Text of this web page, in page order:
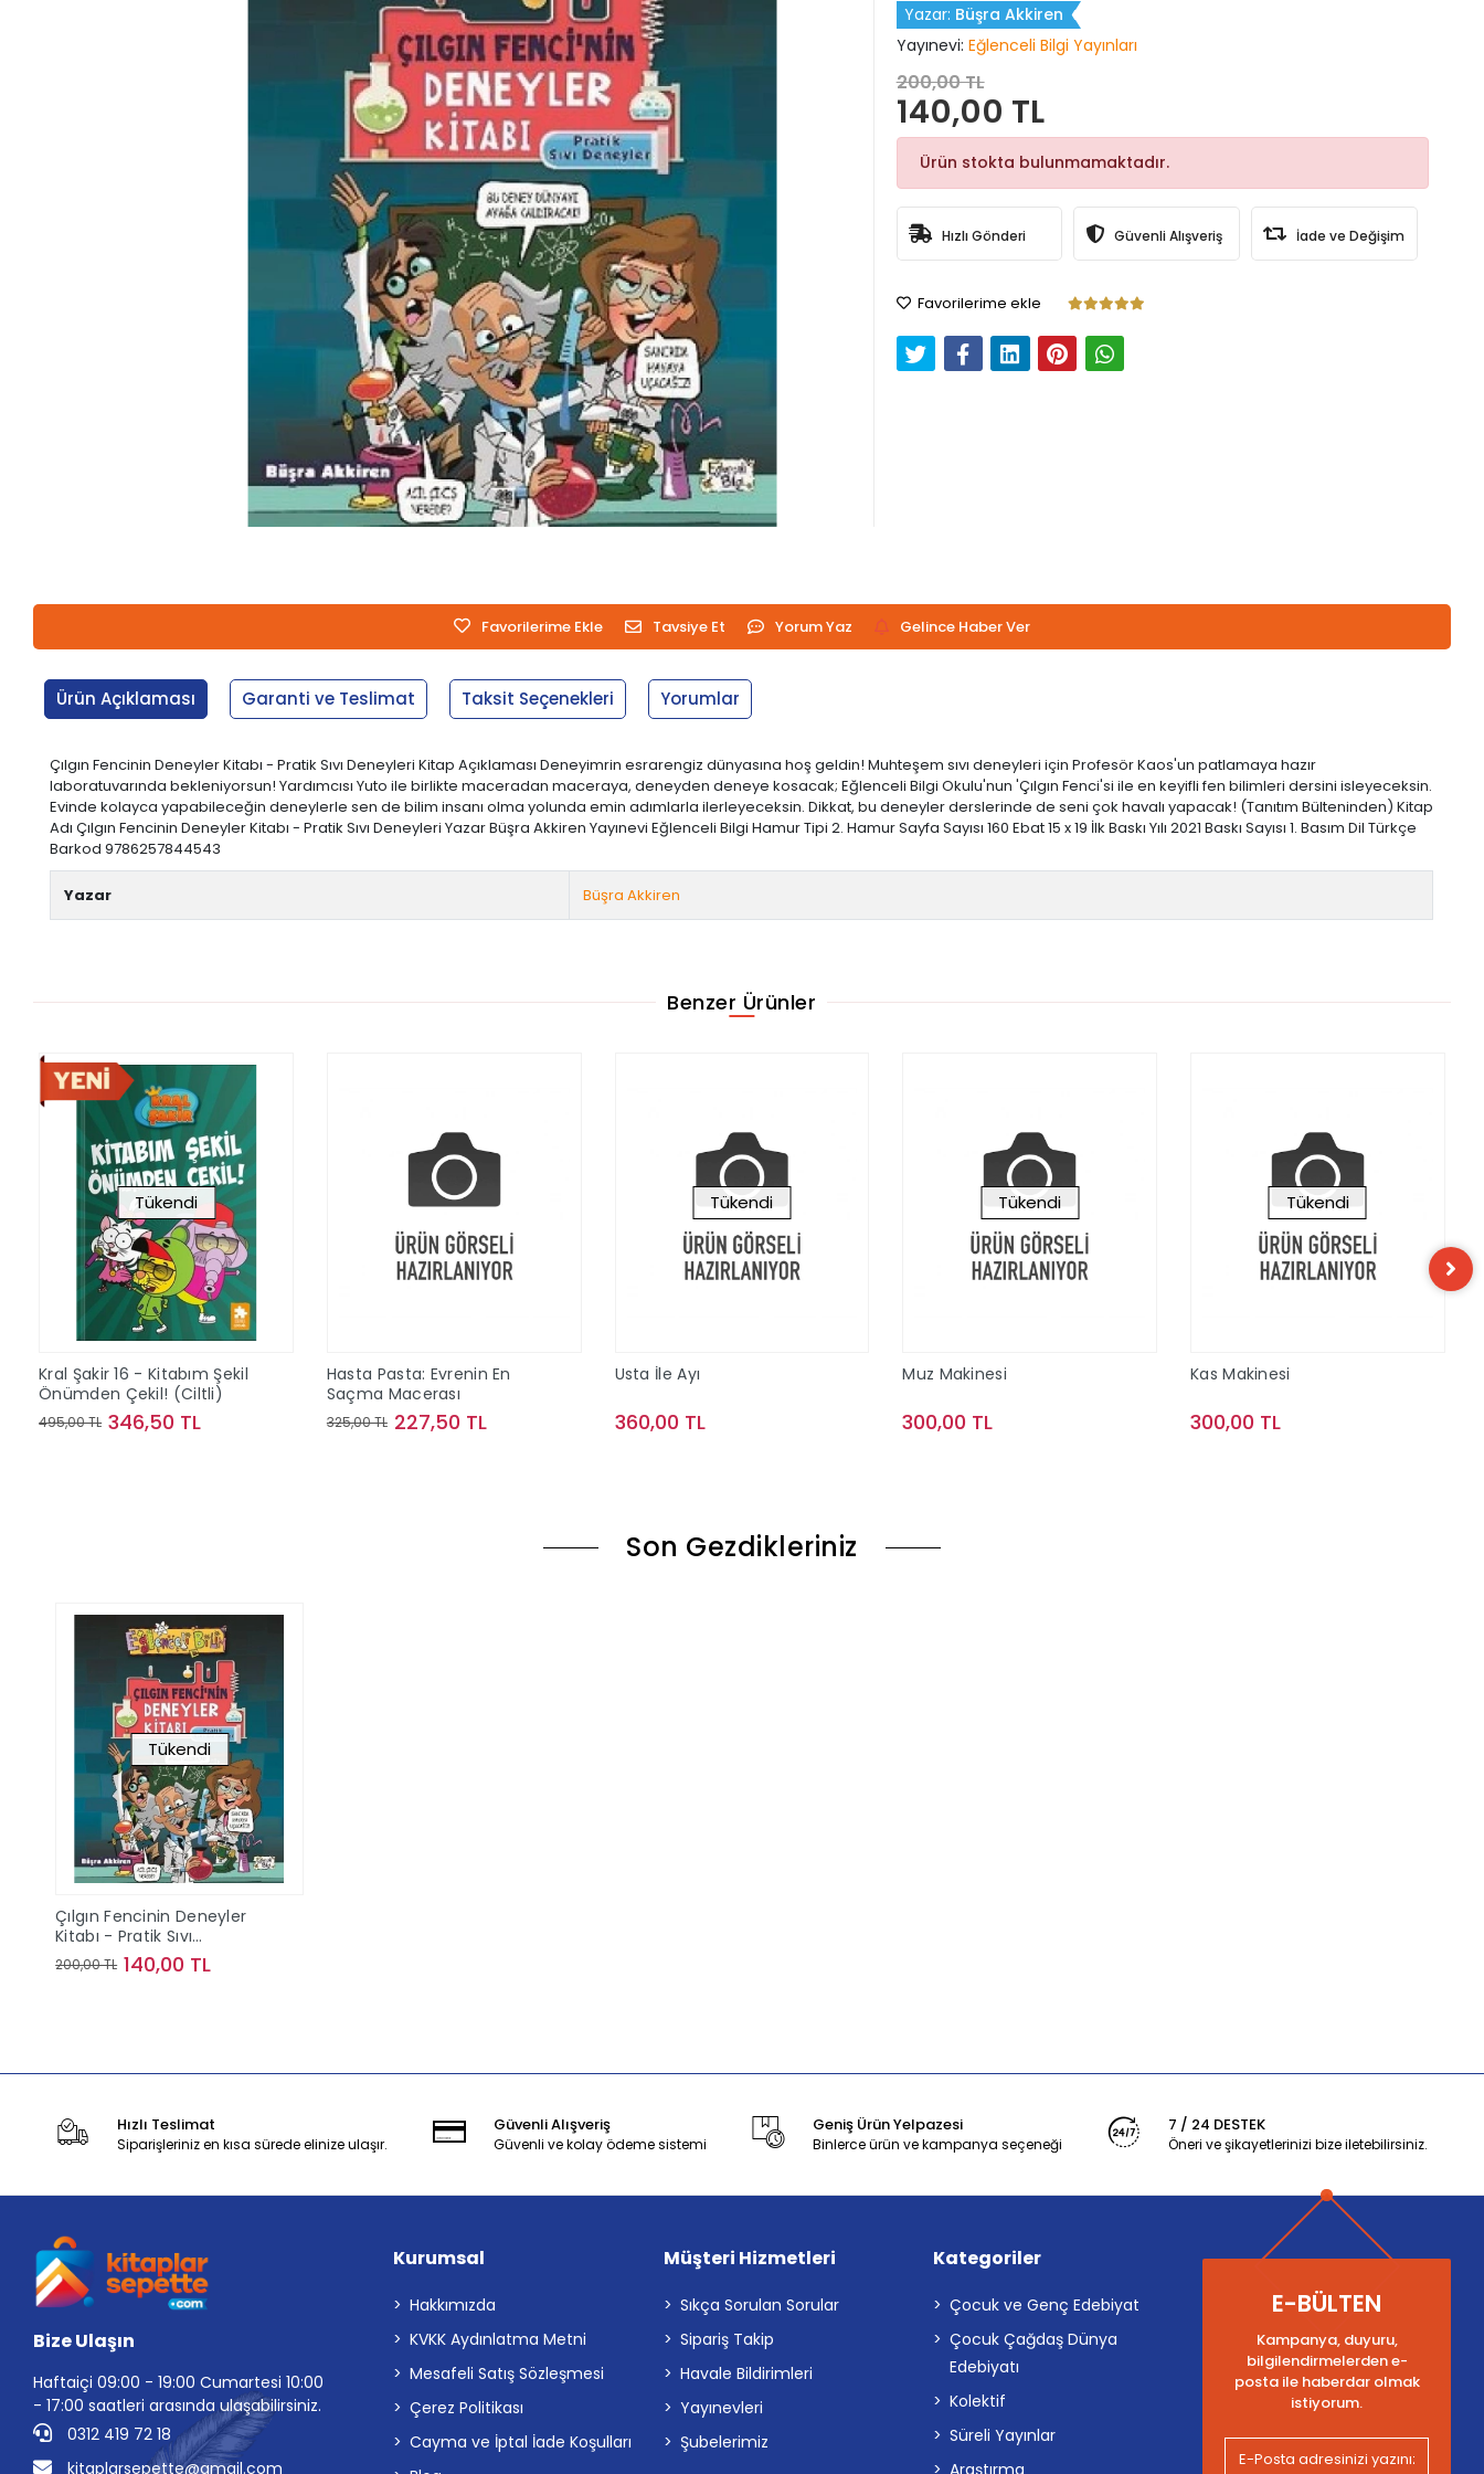
Yazar: Büşra Akkiren
Yayınevi: Eğlenceli Bilgi Yayınları
200,00 TL
140,00 TL
Ürün stokta bulunmamaktadır.
Hızlı Gönderi Güvenli Alışveriş İade ve Değişim
Favorilerime ekle
Favorilerime Ekle Tavsiye Et Yorum Yaz Gelince Haber Ver
Ürün Açıklaması Garanti ve Teslimat Taksit Seçenekleri Yorumlar
Çılgın Fencinin Deneyler Kitabı - Pratik Sıvı Deneyleri Kitap Açıklaması Deneyimrin esrarengiz dünyasına hoş geldin! Muhteşem sıvı deneyleri için Profesör Kaos'un patlamaya hazır
laboratuvarında bekleniyorsun! Yardımcısı Yuto ile birlikte maceradan maceraya, deneyden deneye kosacak; Eğlenceli Bilgi Okulu'nun 'Çılgın Fenci'si ile en keyifli fen bilimleri dersini isleyeceksin.
Evinde kolayca yapabileceğin deneylerle sen de bilim insanı olma yolunda emin adımlarla ilerleyeceksin. Dikkat, bu deneyler derslerinde de seni çok havalı yapacak! (Tanıtım Bülteninden) Kitap
Adı Çılgın Fencinin Deneyler Kitabı - Pratik Sıvı Deneyleri Yazar Büşra Akkiren Yayınevi Eğlenceli Bilgi Hamur Tipi 2. Hamur Sayfa Sayısı 160 Ebat 15 x 19 İlk Baskı Yılı 2021 Baskı Sayısı 1. Basım Dil Türkçe
Barkod 9786257844543
Yazar Büşra Akkiren
Benzer Ürünler
Tükendi
Kral Şakir 16 - Kitabım Şekil
Önümden Çekil! (Ciltli)
495,00 TL 346,50 TL
Hasta Pasta: Evrenin En
Saçma Macerası
325,00 TL 227,50 TL
Tükendi
Usta İle Ayı
360,00 TL
Tükendi
Muz Makinesi
300,00 TL
Tükendi
Kas Makinesi
300,00 TL
Son Gezdikleriniz
Tükendi
Çılgın Fencinin Deneyler
Kitabı - Pratik Sıvı
Deneyleri
200,00 TL 140,00 TL
Hızlı Teslimat
Siparişleriniz en kısa sürede elinize ulaşır.
Güvenli Alışveriş
Güvenli ve kolay ödeme sistemi
Geniş Ürün Yelpazesi
Binlerce ürün ve kampanya seçeneği
7 / 24 DESTEK
Öneri ve şikayetlerinizi bize iletebilirsiniz.
Bize Ulaşın
Haftaiçi 09:00 - 19:00 Cumartesi 10:00
- 17:00 saatleri arasında ulaşabilirsiniz.
0312 419 72 18
kitaplarsepette@gmail.com
Kurumsal
Hakkımızda
KVKK Aydınlatma Metni
Mesafeli Satış Sözleşmesi
Çerez Politikası
Cayma ve İptal İade Koşulları
Müşteri Hizmetleri
Sıkça Sorulan Sorular
Sipariş Takip
Havale Bildirimleri
Yayınevleri
Şubelerimiz
Kategoriler
Çocuk ve Genç Edebiyat
Çocuk Çağdaş Dünya
Edebiyatı
Kolektif
Süreli Yayınlar
E-BÜLTEN
Kampanya, duyuru,
bilgilendirmelerden e-
posta ile haberdar olmak
istiyorum.